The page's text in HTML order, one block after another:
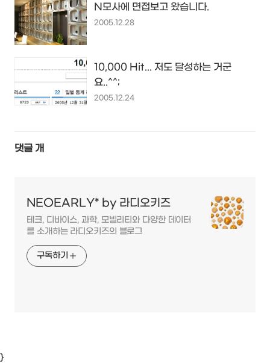
N모사에 면접보고 왔습니다.
2005.12.28
10,000 Hit... 저도 달성하는 거군
요..^^;
2005.12.24
댓글 개
NEOEARLY* by 라디오키즈
테크, 디바이스, 과학, 모빌리티와 다양한 데이터
를 소개하는 라디오키즈의 블로그
구독하기
}